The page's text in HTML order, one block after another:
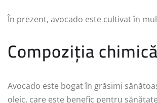
În prezent, avocado este cultivat în
Compoziția chimică
Avocado este bogat în grăsimi
oleic, care este benefic pentru